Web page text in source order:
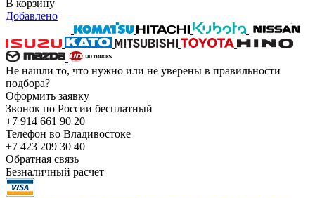
В корзину
Добавлено
Не нашли то, что нужно или не уверены в правильности
подбора?
Оформить заявку
Звонок по России бесплатный
+7 914 661 90 20
Телефон во Владивостоке
+7 423 209 30 40
Обратная связь
Безналичный расчет